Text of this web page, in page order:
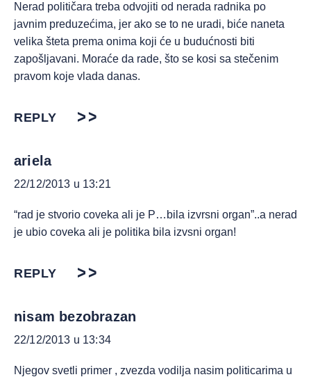
Nerad političara treba odvojiti od nerada radnika po
javnim preduzećima, jer ako se to ne uradi, biće naneta
velika šteta prema onima koji će u budućnosti biti
zapošljavani. Moraće da rade, što se kosi sa stečenim
pravom koje vlada danas.
REPLY
ariela
22/12/2013 u 13:21
“rad je stvorio coveka ali je P…bila izvrsni organ”..a nerad
je ubio coveka ali je politika bila izvsni organ!
REPLY
nisam bezobrazan
22/12/2013 u 13:34
Njegov svetli primer , zvezda vodilja nasim politicarima u